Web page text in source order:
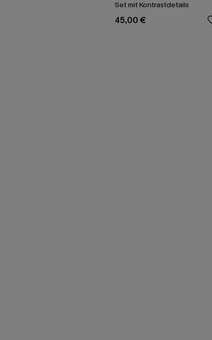
Set mit Kontrastdetails
45,00 €